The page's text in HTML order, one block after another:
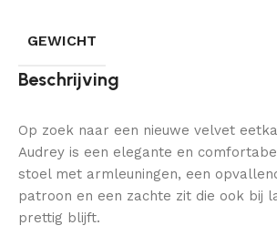
GEWICHT
Beschrijving
Op zoek naar een nieuwe velvet
Audrey is een elegante en
stoel met armleuningen, een
patroon en een zachte zit die ook bij
prettig blijft.